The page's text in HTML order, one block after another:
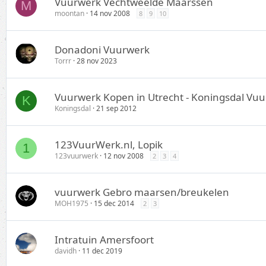
M
moontan 14 nov 2008 8 9 10
Donadoni Vuurwerk
Torrr 28 nov 2023
K Vuurwerk Kopen in Utrecht - Koningsdal
Koningsdal 21 sep 2012
1 123VuurWerk.nl, Lopik
123vuurwerk 12 nov 2008 2 3 4
vuurwerk Gebro maarsen/breukelen
MOH1975 15 dec 2014 2 3
Intratuin Amersfoort
davidh 11 dec 2019